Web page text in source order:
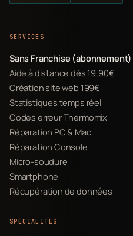
SERVICES
Sans Franchise (abonnement)
Aide à distance dès 19,90€
Création site web 199€
Statistiques temps réel
Codes erreur Thermomix
Réparation PC & Mac
Réparation Console
Micro-soudure
Smartphone
Récupération de données
SPÉCIALITÉS